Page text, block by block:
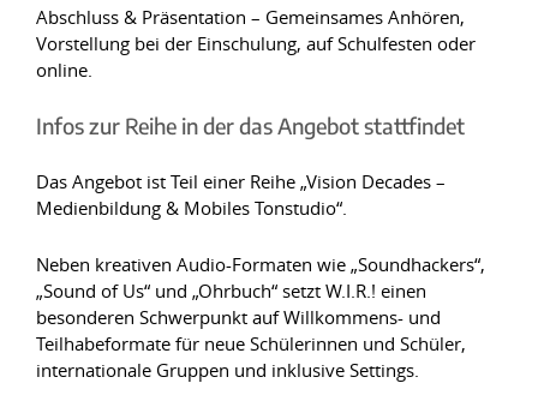
Abschluss & Präsentation – Gemeinsames Anhören,
Vorstellung bei der Einschulung, auf Schulfesten oder
online.
Infos zur Reihe in der das Angebot stattfindet
Das Angebot ist Teil einer Reihe „Vision Decades –
Medienbildung & Mobiles Tonstudio“.
Neben kreativen Audio-Formaten wie „Soundhackers“,
„Sound of Us“ und „Ohrbuch“ setzt W.I.R.! einen
besonderen Schwerpunkt auf Willkommens- und
Teilhabeformate für neue Schülerinnen und Schüler,
internationale Gruppen und inklusive Settings.